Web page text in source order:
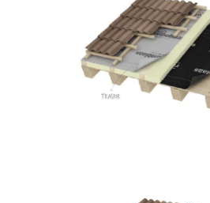
Vapor 140
ROTHOBLAAS